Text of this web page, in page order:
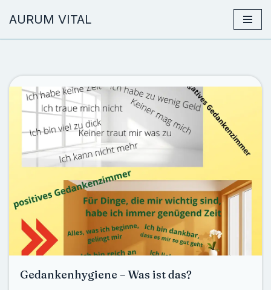
AURUM VITAL
Gedankenhygiene – Was ist das?